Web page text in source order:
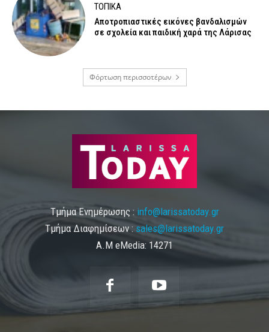
ΤΟΠΙΚΑ
Αποτροπιαστικές εικόνες βανδαλισμών
σε σχολεία και παιδική χαρά της Λάρισας
Φόρτωση περισσοτέρων
Τμήμα Ενημέρωσης : info@larissatoday.gr
Τμήμα Διαφημίσεων : sales@larissatoday.gr
Α.Μ eMedia: 14271